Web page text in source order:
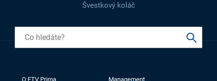
Švestkový koláč
O FTV Prima Management